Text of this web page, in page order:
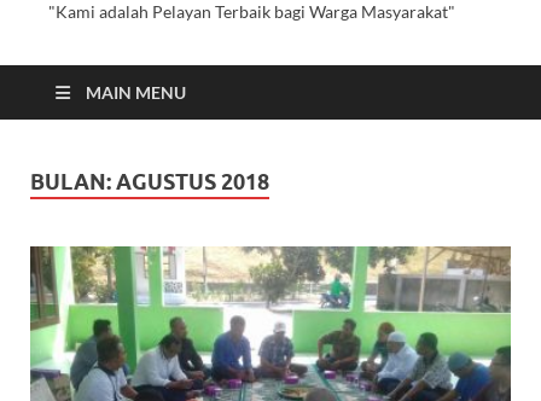
"Kami adalah Pelayan Terbaik bagi Warga Masyarakat"
MAIN MENU
BULAN:AGUSTUS 2018